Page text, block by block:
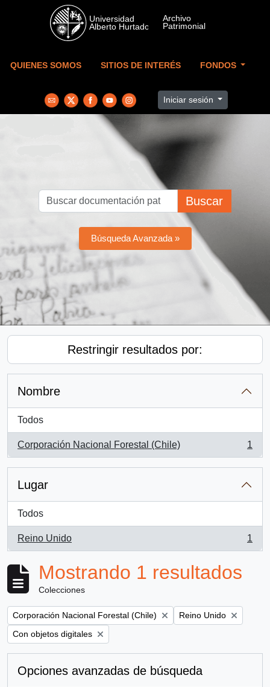
Skip to main content
QUIENES SOMOS SITIOS DE INTERÉS FONDOS
Iniciar sesión
Buscar
Búsqueda Avanzada »
Restringir resultados por:
Nombre
Todos
Corporación Nacional Forestal (Chile)
, 1 resultados
1
Lugar
Todos
Reino Unido
, 1 resultados
1
Mostrando 1 resultados
Colecciones
Remove filter:
Corporación Nacional Forestal (Chile) Remove filter:
Reino Unido
Remove filter:
Con objetos digitales
Opciones avanzadas de búsqueda